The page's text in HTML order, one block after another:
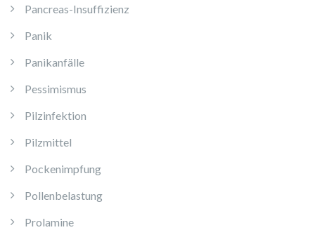
Pancreas-Insuffizienz
Panik
Panikanfälle
Pessimismus
Pilzinfektion
Pilzmittel
Pockenimpfung
Pollenbelastung
Prolamine